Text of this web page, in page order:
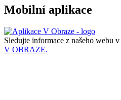
Mobilní aplikace
Sledujte informace z našeho webu v
V OBRAZE.